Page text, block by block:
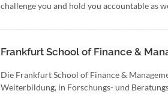
challenge you and hold you accountable as
Frankfurt School of Finance &
Die Frankfurt School of Finance &
Weiterbildung, in Forschungs- und